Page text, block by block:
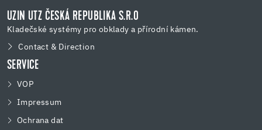
UZIN UTZ ČESKÁ REPUBLIKA S.R.O
Kladečské systémy pro obklady a přírodní kámen.
Contact & Direction
SERVICE
VOP
Impressum
Ochrana dat